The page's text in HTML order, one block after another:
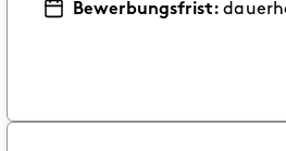
Bewerbungsfrist: